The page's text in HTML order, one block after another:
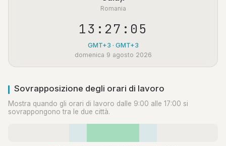
Romania
13:27:05
GMT+3 · GMT+3
domenica 9 agosto 2026
Sovrapposizione degli orari di lavoro
Mostra quando gli orari di lavoro dalle 9:00 alle 17:00 si
sovrappongono tra le due città.